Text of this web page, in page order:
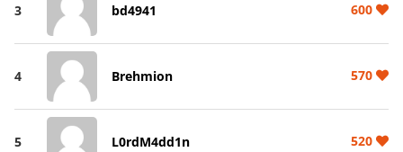
3 bd4941 600
4 Brehmion 570
5 L0rdM4dd1n 520